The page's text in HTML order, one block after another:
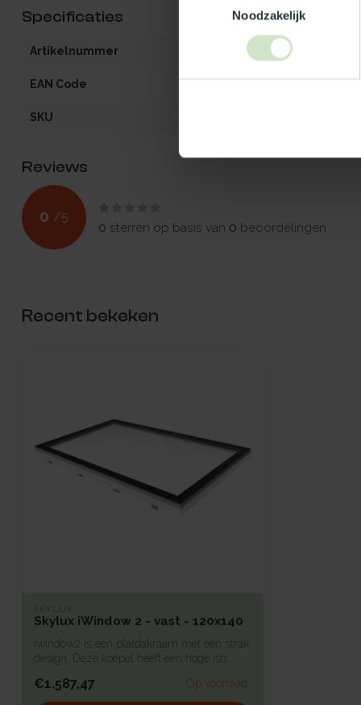
Noodzakelijk
Specificaties
Artikelnummer iW2-V-120x140
EAN Code
SKU
Reviews
0 /5
0 sterren op basis van 0 beoordelingen
Recent bekeken
SKYLUX
Skylux iWindow 2 - vast - 120x140
iwindow2 is een platdakraam met een strak
design. Deze koepel heeft een hoge iso...
€1.587,47 Op voorraad